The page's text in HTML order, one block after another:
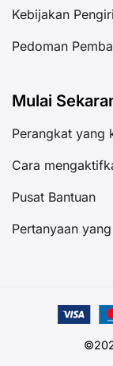
Kebijakan
Pedoman
Mulai
Perangkat yang
Cara
Pusat Bantuan
Pertanyaan